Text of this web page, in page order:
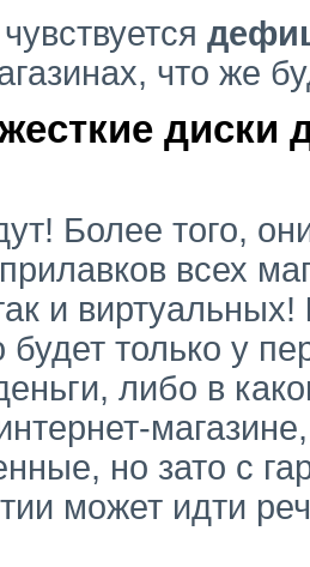
что же
диски
Более того,
всех
и виртуальных!
только у
либо в
но зато с
может идти